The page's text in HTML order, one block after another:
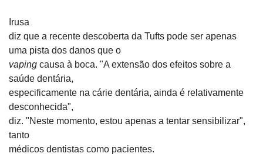
Irusa
diz que a recente descoberta da Tufts pode ser apenas
vaping causa à boca. "A extensão dos efeitos sobre a
saúde dentária,
especificamente na cárie dentária, ainda é relativamente
desconhecida",
diz. "Neste momento, estou apenas a tentar sensibilizar",
tanto
médicos dentistas como pacientes.